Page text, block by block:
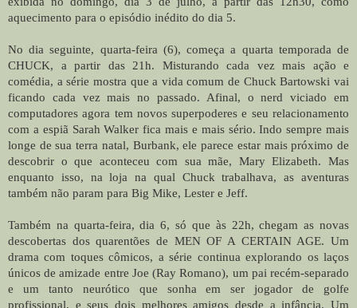
aquecimento para o episódio inédito do dia 5.
No dia seguinte, quarta-feira (6), começa a quarta temporada de
CHUCK, a partir das 21h. Misturando cada vez mais ação e
comédia, a série mostra que a vida comum de Chuck Bartowski vai
ficando cada vez mais no passado. Afinal, o nerd viciado em
computadores agora tem novos superpoderes e seu relacionamento
com a espiã Sarah Walker fica mais e mais sério. Indo sempre mais
longe de sua terra natal, Burbank, ele parece estar mais próximo de
descobrir o que aconteceu com sua mãe, Mary Elizabeth. Mas
enquanto isso, na loja na qual Chuck trabalhava, as aventuras
também não param para Big Mike, Lester e Jeff.
Também na quarta-feira, dia 6, só que às 22h, chegam as novas
descobertas dos quarentões de MEN OF A CERTAIN AGE. Um
drama com toques cômicos, a série continua explorando os laços
únicos de amizade entre Joe (Ray Romano), um pai recém-separado
e um tanto neurótico que sonha em ser jogador de golfe
profissional, e seus dois melhores amigos desde a infância. Um